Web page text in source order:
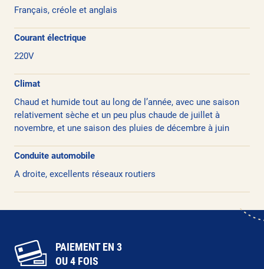
Français, créole et anglais
Courant électrique
220V
Climat
Chaud et humide tout au long de l’année, avec une saison
relativement sèche et un peu plus chaude de juillet à
novembre, et une saison des pluies de décembre à juin
Conduite automobile
A droite, excellents réseaux routiers
PAIEMENT EN 3
OU 4 FOIS